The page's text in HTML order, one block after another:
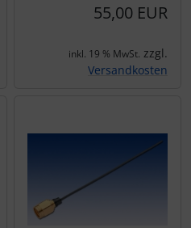
55,00 EUR
inkl. 19 % MwSt. zzgl.
Versandkosten